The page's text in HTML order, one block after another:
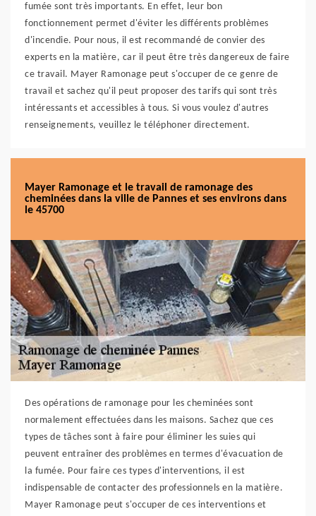
fumée sont très importants. En effet, leur bon
fonctionnement permet d'éviter les différents problèmes
d'incendie. Pour nous, il est recommandé de convier des
experts en la matière, car il peut être très dangereux de faire
ce travail. Mayer Ramonage peut s'occuper de ce genre de
travail et sachez qu'il peut proposer des tarifs qui sont très
intéressants et accessibles à tous. Si vous voulez d'autres
renseignements, veuillez le téléphoner directement.
Mayer Ramonage et le travail de ramonage des
cheminées dans la ville de Pannes et ses environs dans
le 45700
Des opérations de ramonage pour les cheminées sont
normalement effectuées dans les maisons. Sachez que ces
types de tâches sont à faire pour éliminer les suies qui
peuvent entraîner des problèmes en termes d'évacuation de
la fumée. Pour faire ces types d'interventions, il est
indispensable de contacter des professionnels en la matière.
Mayer Ramonage peut s'occuper de ces interventions et